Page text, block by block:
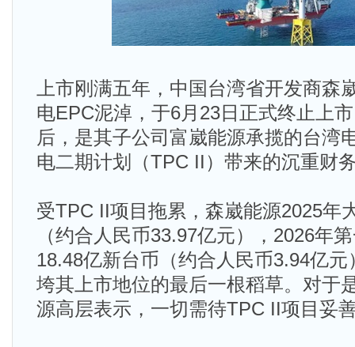
上市刚满五年，中国台湾省开发商森
电EPC泥淖，于6月23日正式终止上
后，是其子公司富崴能源承揽的台湾
电二期计划（TPC II）带来的沉重财
受TPC II项目拖累，森崴能源2025年
（约合人民币33.97亿元），2026年
18.48亿新台币（约合人民币3.94亿
垮其上市地位的最后一根稻草。对于
源高层表示，一切需待TPC II项目妥